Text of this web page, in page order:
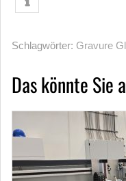
Schlagwörter: Gravure
Das könnte Sie